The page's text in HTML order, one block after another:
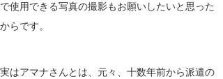
で使用できる写真の撮影もお願いしたいと思った
からです。
実はアマナさんとは、元々、十数年前から派遣の